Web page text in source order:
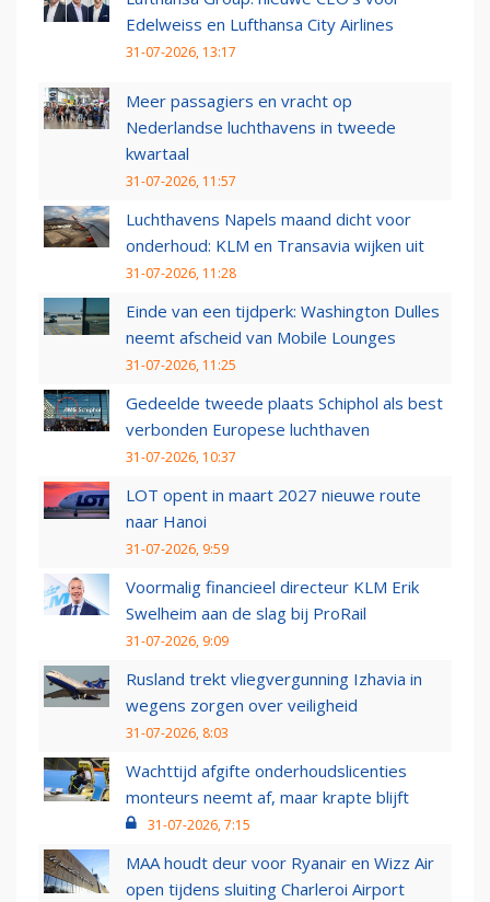
Edelweiss en Lufthansa City Airlines
31-07-2026, 13:17
Meer passagiers en vracht op
Nederlandse luchthavens in tweede
kwartaal
31-07-2026, 11:57
Luchthavens Napels maand dicht voor
onderhoud: KLM en Transavia wijken uit
31-07-2026, 11:28
Einde van een tijdperk: Washington Dulles
neemt afscheid van Mobile Lounges
31-07-2026, 11:25
Gedeelde tweede plaats Schiphol als best
verbonden Europese luchthaven
31-07-2026, 10:37
LOT opent in maart 2027 nieuwe route
naar Hanoi
31-07-2026, 9:59
Voormalig financieel directeur KLM Erik
Swelheim aan de slag bij ProRail
31-07-2026, 9:09
Rusland trekt vliegvergunning Izhavia in
wegens zorgen over veiligheid
31-07-2026, 8:03
Wachttijd afgifte onderhoudslicenties
monteurs neemt af, maar krapte blijft
31-07-2026, 7:15
MAA houdt deur voor Ryanair en Wizz Air
open tijdens sluiting Charleroi Airport